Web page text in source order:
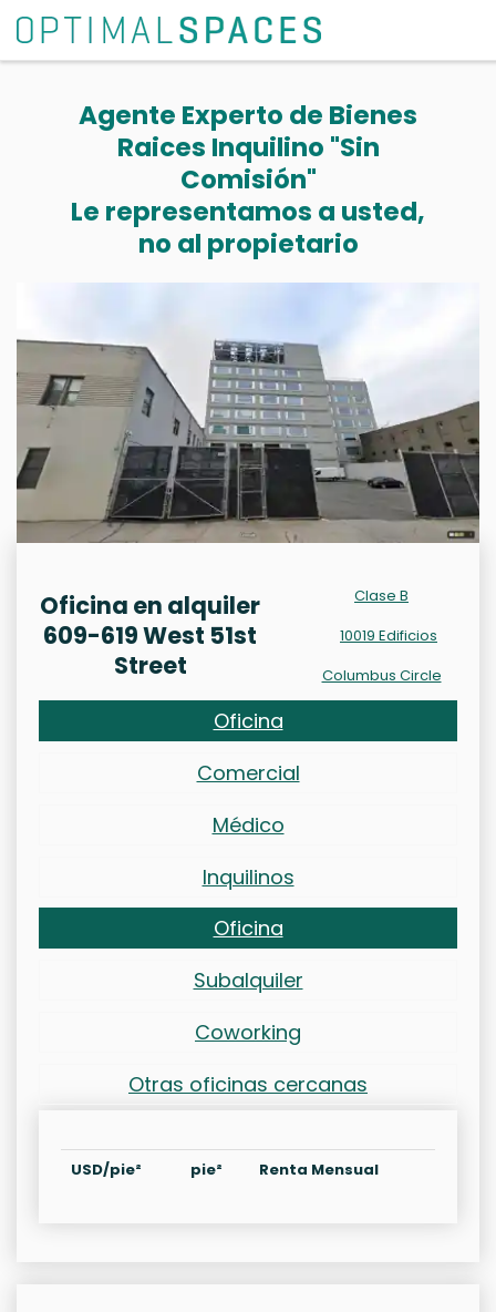
Agente Experto de Bienes
Raices Inquilino "Sin
Comisión"
Le representamos a usted,
no al propietario
Oficina en alquiler
609-619 West 51st
Street
Clase B
10019 Edificios
Columbus Circle
Oficina
Comercial
Médico
Inquilinos
Oficina
Subalquiler
Coworking
Otras oficinas cercanas
USD/pie² pie² Renta Mensual